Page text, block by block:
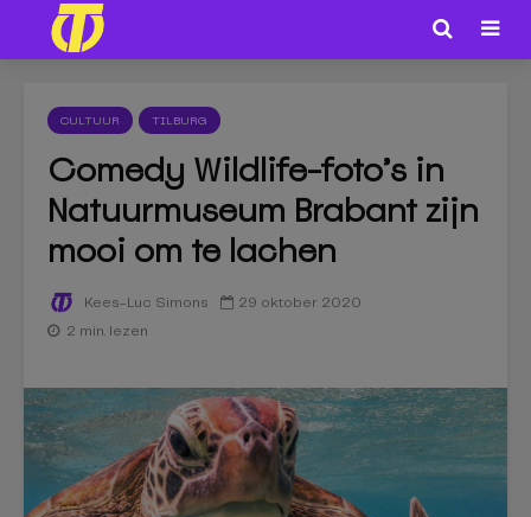
CULTUUR TILBURG
Comedy Wildlife-foto’s in
Natuurmuseum Brabant zijn
mooi om te lachen
Kees-Luc Simons 29 oktober 2020
2 min. lezen